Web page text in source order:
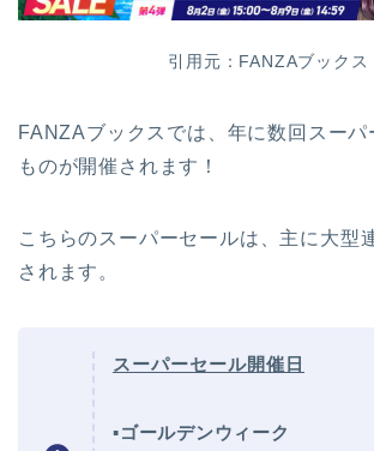
引用元：FANZAブックス
FANZAブックスでは、年に数回スーパ
ものが開催されます！
こちらのスーパーセールは、主に大型
されます。
スーパーセール開催日
▪ゴールデンウィーク